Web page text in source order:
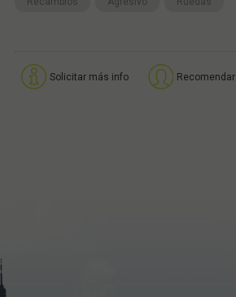
Solicitar más info Recomendar